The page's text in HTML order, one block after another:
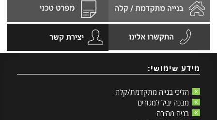
מידע שימושי:
הליכי בנייה מתקדמת/קלה
מבנה יביל למגורים
בניה מהירה